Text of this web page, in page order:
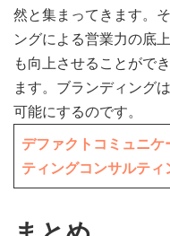
然と集まってきます。
ングによる営業力の底
も向上させることがで
ます。ブランディング
可能にするのです。
デファクトコミュニ
ティングコンサルティ